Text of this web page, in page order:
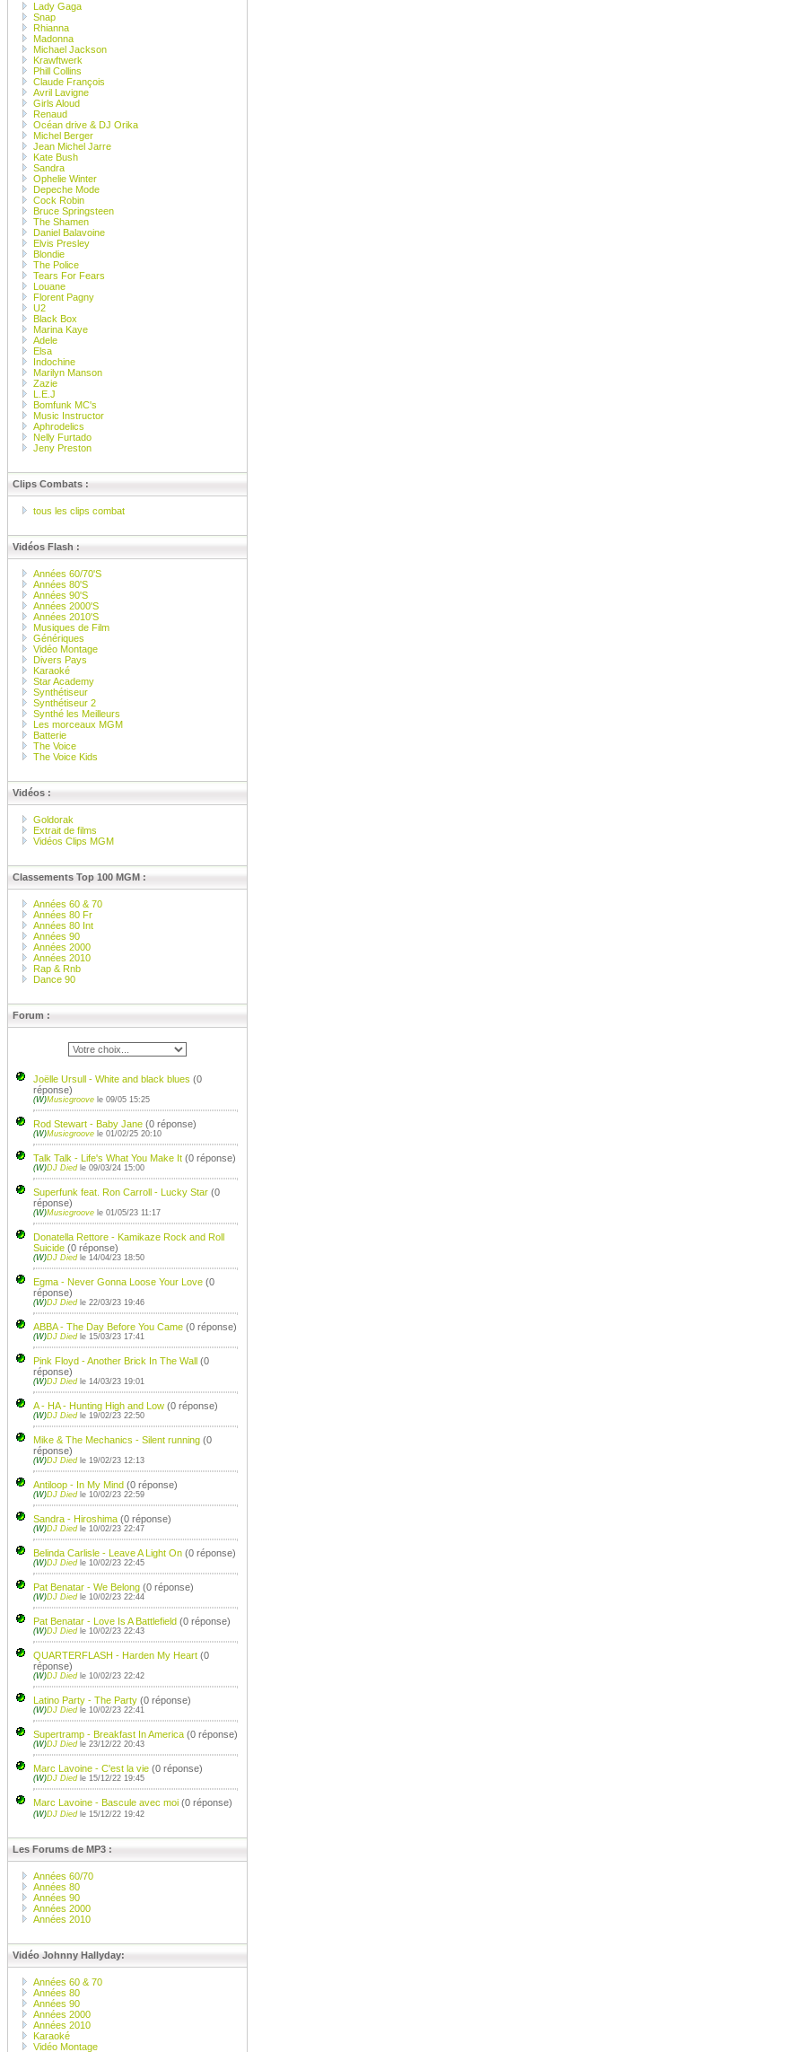
Lady Gaga
Snap
Rhianna
Madonna
Michael Jackson
Krawftwerk
Phill Collins
Claude François
Avril Lavigne
Girls Aloud
Renaud
Océan drive & DJ Orika
Michel Berger
Jean Michel Jarre
Kate Bush
Sandra
Ophelie Winter
Depeche Mode
Cock Robin
Bruce Springsteen
The Shamen
Daniel Balavoine
Elvis Presley
Blondie
The Police
Tears For Fears
Louane
Florent Pagny
U2
Black Box
Marina Kaye
Adele
Elsa
Indochine
Marilyn Manson
Zazie
L.E.J
Bomfunk MC's
Music Instructor
Aphrodelics
Nelly Furtado
Jeny Preston
Clips Combats :
tous les clips combat
Vidéos Flash :
Années 60/70'S
Années 80'S
Années 90'S
Années 2000'S
Années 2010'S
Musiques de Film
Génériques
Vidéo Montage
Divers Pays
Karaoké
Star Academy
Synthétiseur
Synthétiseur 2
Synthé les Meilleurs
Les morceaux MGM
Batterie
The Voice
The Voice Kids
Vidéos :
Goldorak
Extrait de films
Vidéos Clips MGM
Classements Top 100 MGM :
Années 60 & 70
Années 80 Fr
Années 80 Int
Années 90
Années 2000
Années 2010
Rap & Rnb
Dance 90
Forum :
Joëlle Ursull - White and black blues (0
réponse)
(W)Musicgroove le 09/05 15:25
Rod Stewart - Baby Jane (0 réponse)
(W)Musicgroove le 01/02/25 20:10
Talk Talk - Life's What You Make It (0 réponse)
(W)DJ Died le 09/03/24 15:00
Superfunk feat. Ron Carroll - Lucky Star (0
réponse)
(W)Musicgroove le 01/05/23 11:17
Donatella Rettore - Kamikaze Rock and Roll
Suicide (0 réponse)
(W)DJ Died le 14/04/23 18:50
Egma - Never Gonna Loose Your Love (0
réponse)
(W)DJ Died le 22/03/23 19:46
ABBA - The Day Before You Came (0 réponse)
(W)DJ Died le 15/03/23 17:41
Pink Floyd - Another Brick In The Wall (0
réponse)
(W)DJ Died le 14/03/23 19:01
A - HA - Hunting High and Low (0 réponse)
(W)DJ Died le 19/02/23 22:50
Mike & The Mechanics - Silent running (0
réponse)
(W)DJ Died le 19/02/23 12:13
Antiloop - In My Mind (0 réponse)
(W)DJ Died le 10/02/23 22:59
Sandra - Hiroshima (0 réponse)
(W)DJ Died le 10/02/23 22:47
Belinda Carlisle - Leave A Light On (0 réponse)
(W)DJ Died le 10/02/23 22:45
Pat Benatar - We Belong (0 réponse)
(W)DJ Died le 10/02/23 22:44
Pat Benatar - Love Is A Battlefield (0 réponse)
(W)DJ Died le 10/02/23 22:43
QUARTERFLASH - Harden My Heart (0
réponse)
(W)DJ Died le 10/02/23 22:42
Latino Party - The Party (0 réponse)
(W)DJ Died le 10/02/23 22:41
Supertramp - Breakfast In America (0 réponse)
(W)DJ Died le 23/12/22 20:43
Marc Lavoine - C'est la vie (0 réponse)
(W)DJ Died le 15/12/22 19:45
Marc Lavoine - Bascule avec moi (0 réponse)
(W)DJ Died le 15/12/22 19:42
Les Forums de MP3 :
Années 60/70
Années 80
Années 90
Années 2000
Années 2010
Vidéo Johnny Hallyday:
Années 60 & 70
Années 80
Années 90
Années 2000
Années 2010
Karaoké
Vidéo Montage